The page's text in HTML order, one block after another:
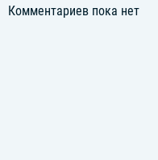
Комментариев пока нет